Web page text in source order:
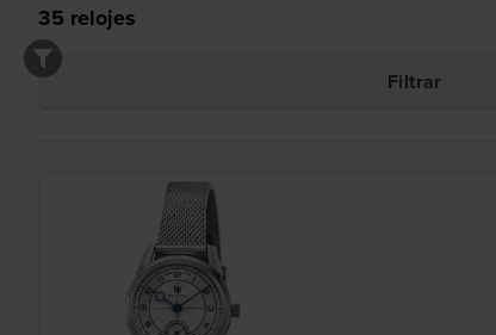
35 relojes
Filtrar